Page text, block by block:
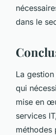
dans le
La
qui
mise en
services
méthodes